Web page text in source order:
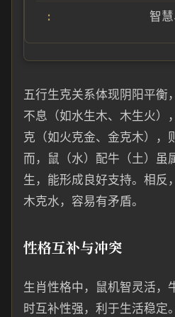
智
五行生克关系体现阴阳平衡
不息（如水生木、木生火）
克（如火克金、金克木），
而，鼠（水）配牛（土）虽
生，能形成良好支持。相反
木克水，容易有矛盾。
性格互补与冲突
生肖性格中，鼠机智灵活，
时互补性强，利于生活稳定